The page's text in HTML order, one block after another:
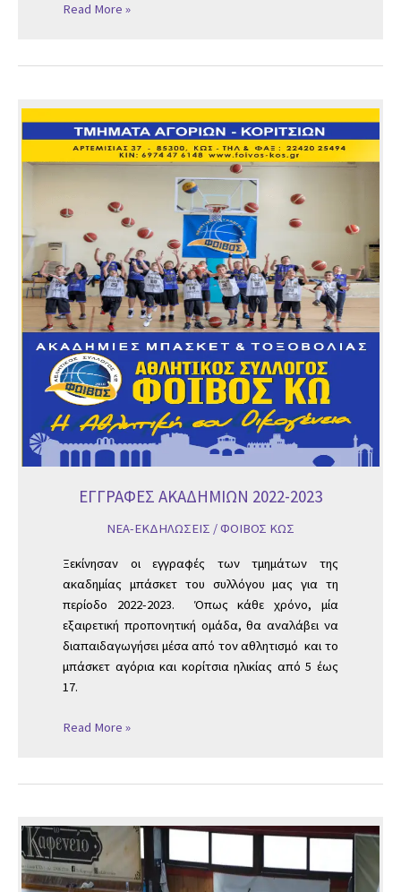
Read More »
ΕΓΓΡΑΦΕΣ ΑΚΑΔΗΜΙΩΝ 2022-2023
ΝΕΑ-ΕΚΔΗΛΩΣΕΙΣ /ΦΟΙΒΟΣ ΚΩΣ
Ξεκίνησαν οι εγγραφές των τμημάτων της
ακαδημίας μπάσκετ του συλλόγου μας για τη
περίοδο 2022-2023. Όπως κάθε χρόνο, μία
εξαιρετική προπονητική ομάδα, θα αναλάβει να
διαπαιδαγωγήσει μέσα από τον αθλητισμό και το
μπάσκετ αγόρια και κορίτσια ηλικίας από 5 έως
17.
ΕΓΓΡΑΦΕΣ
ΑΚΑΔΗΜΙΩΝ
2022-
2023
Read More »
Τεράστια
Νίκη